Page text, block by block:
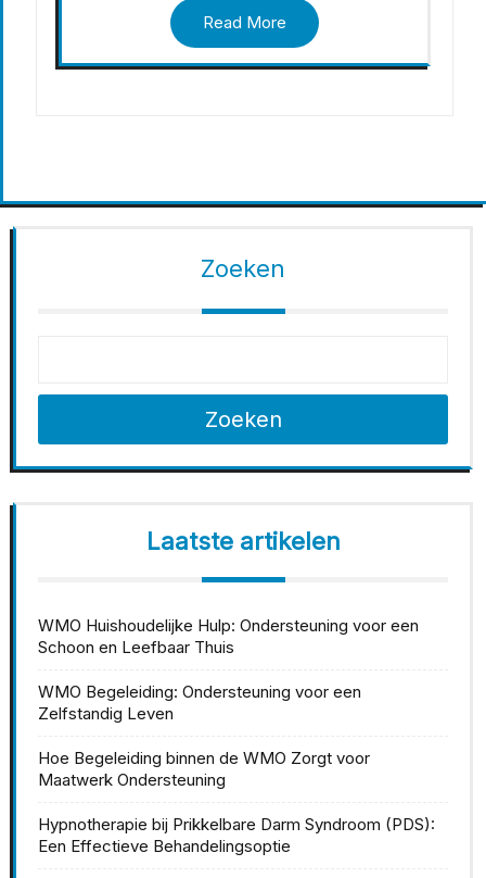
Read More
Zoeken
Zoeken
Laatste artikelen
WMO Huishoudelijke Hulp: Ondersteuning voor een
Schoon en Leefbaar Thuis
WMO Begeleiding: Ondersteuning voor een
Zelfstandig Leven
Hoe Begeleiding binnen de WMO Zorgt voor
Maatwerk Ondersteuning
Hypnotherapie bij Prikkelbare Darm Syndroom (PDS):
Een Effectieve Behandelingsoptie